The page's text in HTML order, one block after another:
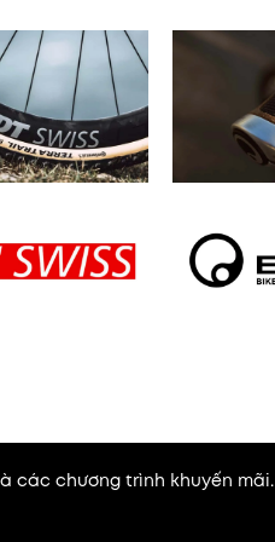
các chương trình khuyến mãi.